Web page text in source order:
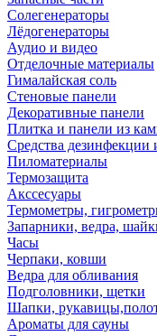
Солегенераторы
Лёдогенераторы
Аудио и видео
Отделочные материалы
Гималайская соль
Стеновые панели
Декоративные панели
Плитка и панели из
Средства дезинфекции
Пиломатериалы
Термозащита
Аксcесуары
Термометры,
Запарники, ведра,
Часы
Черпаки, ковши
Ведра для обливания
Подголовники, щетки
Шапки,
Ароматы для сауны